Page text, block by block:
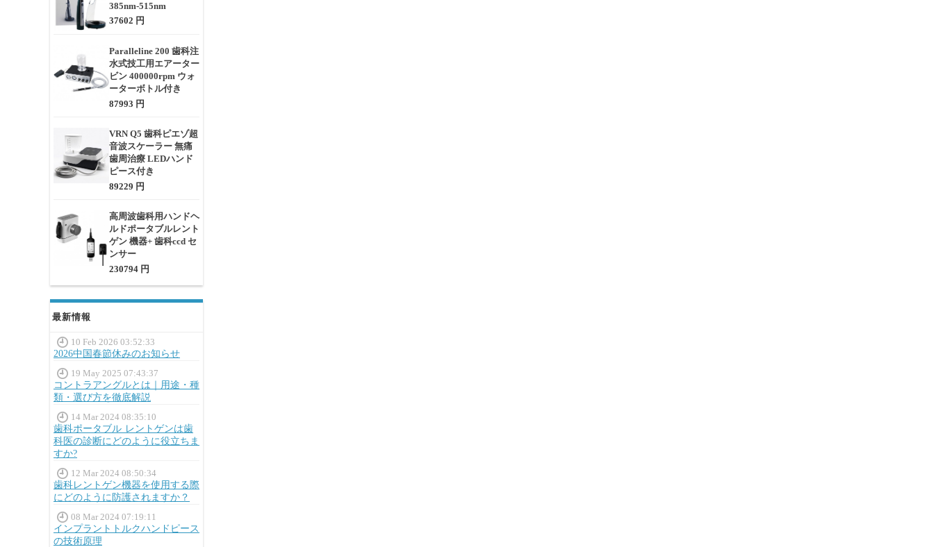
385nm-515nm
37602 円
Paralleline 200 歯科注
水式技工用エアーター
ビン 400000rpm ウォ
ーターボトル付き
87993 円
VRN Q5 歯科ピエゾ超
音波スケーラー 無痛
歯周治療 LEDハンド
ピース付き
89229 円
高周波歯科用ハンドヘ
ルドポータブルレント
ゲン 機器+ 歯科ccd セ
ンサー
230794 円
最新情報
10 Feb 2026 03:52:33
2026中国春節休みのお知らせ
19 May 2025 07:43:37
コントラアングルとは｜用途・種
類・選び方を徹底解説
14 Mar 2024 08:35:10
歯科ポータブル レントゲンは歯
科医の診断にどのように役立ちま
すか?
12 Mar 2024 08:50:34
歯科レントゲン機器を使用する際
にどのように防護されますか？
08 Mar 2024 07:19:11
インプラントトルクハンドピース
の技術原理